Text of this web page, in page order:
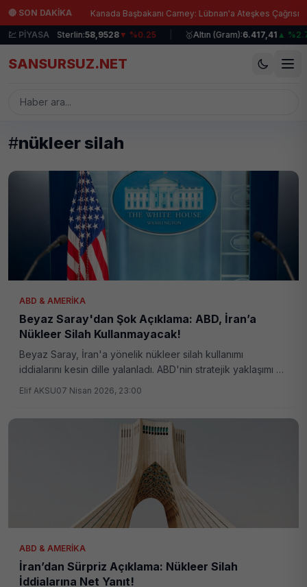
Ana içeriğe atla
🔴 SON DAKİKA
| Kanada Başbakanı Carney: Lübnan'a Ateşkes Çağrısı!
💹 PİYASA
| 💷 Sterlin:58,9528▼ %0.25 Altın (Gram):6.417,41▲ %2.74
SANSURSUZ.NET
#nükleer silah
ABD & AMERIKA
Beyaz Saray'dan Şok Açıklama: ABD, İran’a
Nükleer Silah Kullanmayacak!
Beyaz Saray, İran'a yönelik nükleer silah kullanımı
iddialarını kesin dille yalanladı. ABD'nin stratejik yaklaşımı ve
Elif AKSU07 Nisan 2026, 23:00
ABD & AMERIKA
İran’dan Sürpriz Açıklama: Nükleer Silah
İddialarına Net Yanıt!